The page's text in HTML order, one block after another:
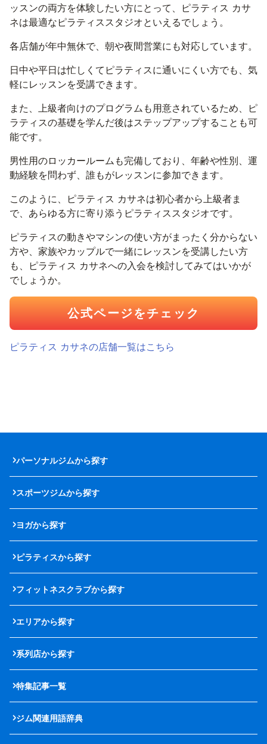
ッスンの両方を体験したい方にとって、ピラティス カサ
ネは最適なピラティススタジオといえるでしょう。
各店舗が年中無休で、朝や夜間営業にも対応しています。
日中や平日は忙しくてピラティスに通いにくい方でも、気
軽にレッスンを受講できます。
また、上級者向けのプログラムも用意されているため、ピ
ラティスの基礎を学んだ後はステップアップすることも可
能です。
男性用のロッカールームも完備しており、年齢や性別、運
動経験を問わず、誰もがレッスンに参加できます。
このように、ピラティス カサネは初心者から上級者ま
で、あらゆる方に寄り添うピラティススタジオです。
ピラティスの動きやマシンの使い方がまったく分からない
方や、家族やカップルで一緒にレッスンを受講したい方
も、ピラティス カサネへの入会を検討してみてはいかが
でしょうか。
公式ページをチェック
ピラティス カサネの店舗一覧はこちら
パーソナルジムから探す
スポーツジムから探す
ヨガから探す
ピラティスから探す
フィットネスクラブから探す
エリアから探す
系列店から探す
特集記事一覧
ジム関連用語辞典